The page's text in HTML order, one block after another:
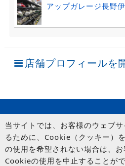
アップガレージ長野
店舗プロフィールを
当サイトでは、お客様のウェブ
るために、Cookie（クッキー）
の使用を希望されない場合は、
Cookieの使用を中止することがで